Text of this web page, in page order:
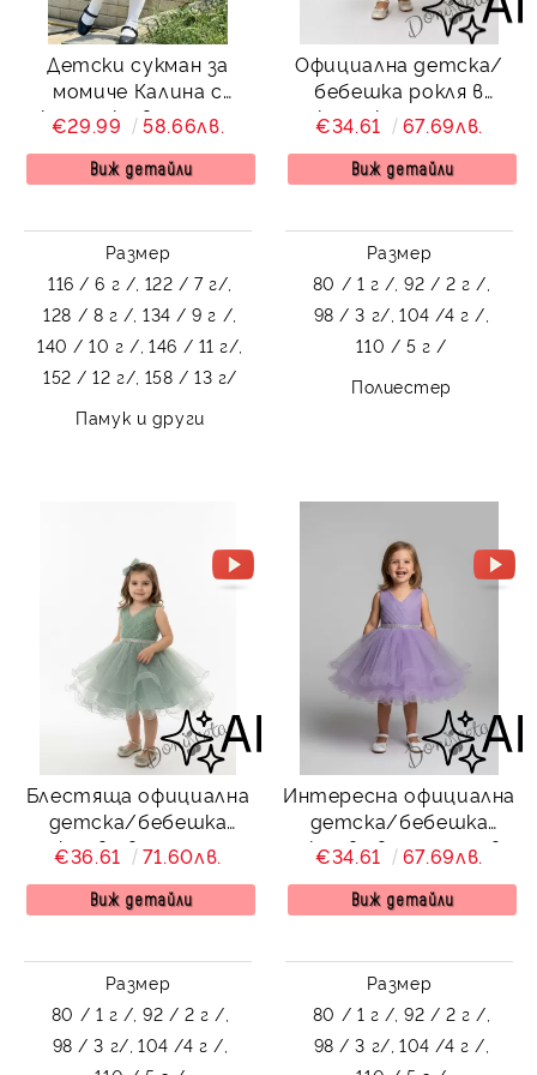
Детски сукман за
момиче Калина с
къдрички в черно с
пола плисе от
колекция Черновина
€29.99 58.66лв.
Виж детайли
Размер
116 / 6 г /, 122 / 7 г/,
128 / 8 г /, 134 / 9 г /,
140 / 10 г /, 146 / 11 г/,
152 / 12 г/, 158 / 13 г/
Памук и други
Официална детска/
бебешка рокля в
кралско синьо с
блестящ тюл Лиора
€34.61 67.69лв.
Виж детайли
Размер
80 / 1 г /, 92 / 2 г /,
98 / 3 г/, 104 /4 г /,
110 / 5 г /
Полиестер
Блестяща официална
детска/бебешка
рокля в цвят зелено
Лиора
€36.61 71.60лв.
Виж детайли
Размер
80 / 1 г /, 92 / 2 г /,
98 / 3 г/, 104 /4 г /,
Интересна официална
детска/бебешка
рокля в светлолилаво
с блестящ тюл Лиора
€34.61 67.69лв.
Виж детайли
Размер
80 / 1 г /, 92 / 2 г /,
98 / 3 г/, 104 /4 г /,